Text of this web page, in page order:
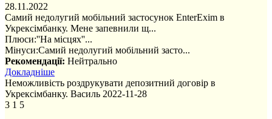
28.11.2022
Самий недолугий мобільний застосунок EnterExim в
Укрексімбанку. Мене запевнили щ...
Плюси:''На місцях''...
Мінуси:Самий недолугий мобільний засто...
Рекомендації: Нейтрально
Докладніше
Неможливість роздрукувати депозитний договір в
Укрексімбанку. Василь 2022-11-28
3 1 5